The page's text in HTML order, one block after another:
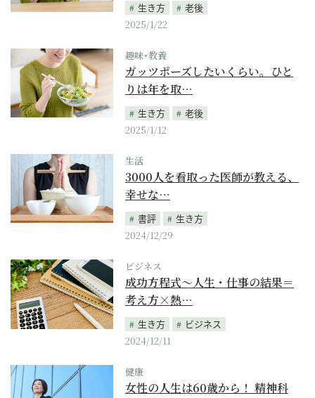
生き方
老後
2025/1/22
趣味･教養
ガッツポーズしたいくらい。ひと
りは年を取…
生き方
老後
2025/1/12
生活
3000人を看取った医師が教える、
幸せな…
書評
生き方
2024/12/29
ビジネス
成功方程式～人生・仕事の結果＝
考え方×熱…
生き方
ビジネス
2024/12/11
健康
女性の人生は60歳から！ 精神科